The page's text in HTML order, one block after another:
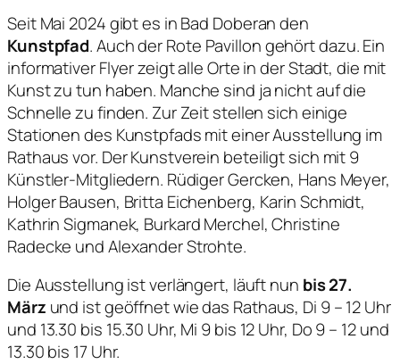
Seit Mai 2024 gibt es in Bad Doberan den
Kunstpfad. Auch der Rote Pavillon gehört dazu. Ein
informativer Flyer zeigt alle Orte in der Stadt, die mit
Kunst zu tun haben. Manche sind ja nicht auf die
Schnelle zu finden. Zur Zeit stellen sich einige
Stationen des Kunstpfads mit einer Ausstellung im
Rathaus vor. Der Kunstverein beteiligt sich mit 9
Künstler-Mitgliedern. Rüdiger Gercken, Hans Meyer,
Holger Bausen, Britta Eichenberg, Karin Schmidt,
Kathrin Sigmanek, Burkard Merchel, Christine
Radecke und Alexander Strohte.
Die Ausstellung ist verlängert, läuft nun bis 27.
März und ist geöffnet wie das Rathaus, Di 9 – 12 Uhr
und 13.30 bis 15.30 Uhr, Mi 9 bis 12 Uhr, Do 9 – 12 und
13.30 bis 17 Uhr.